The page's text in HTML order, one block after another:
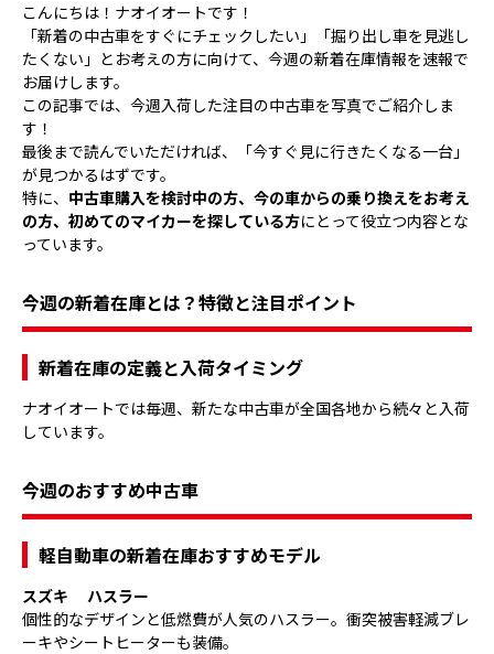
こんにちは！ナオイオートです！
「新着の中古車をすぐにチェックしたい」「掘り出し車を見逃し
たくない」とお考えの方に向けて、今週の新着在庫情報を速報で
お届けします。
この記事では、今週入荷した注目の中古車を写真でご紹介しま
す！
最後まで読んでいただければ、「今すぐ見に行きたくなる一台」
が見つかるはずです。
特に、 中古車購入を検討中の方、今の車からの乗り換えをお考え
の方、初めてのマイカーを探している方にとって役立つ内容とな
っています。
今週の新着在庫とは？特徴と注目ポイント
新着在庫の定義と入荷タイミング
ナオイオートでは毎週、新たな中古車が全国各地から続々と入荷
しています。
今週のおすすめ中古車
軽自動車の新着在庫おすすめモデル
スズキ ハスラー
個性的なデザインと低燃費が人気のハスラー。衝突被害軽減ブレ
ーキやシートヒーターも装備。